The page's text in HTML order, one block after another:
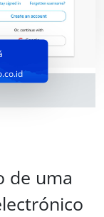
de uma